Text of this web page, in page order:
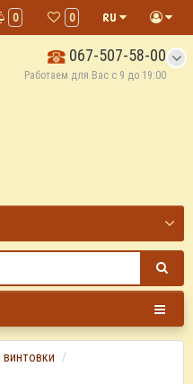
0
0
067-507-58-00
Работаем для Вас с 9 до 19:00